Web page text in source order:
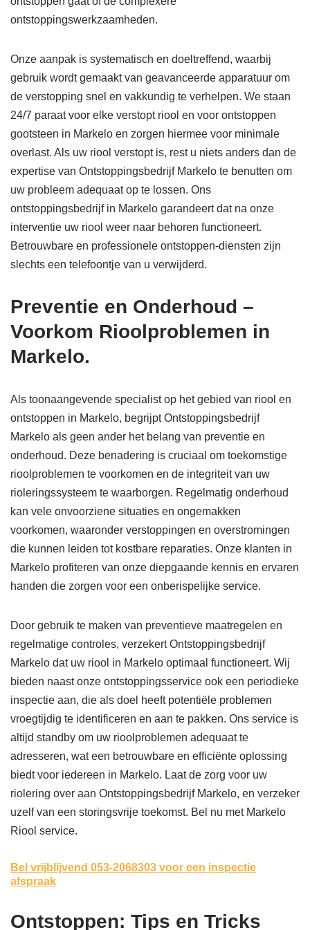
ontstoppingswerkzaamheden.
Onze aanpak is systematisch en doeltreffend, waarbij
gebruik wordt gemaakt van geavanceerde apparatuur om
de verstopping snel en vakkundig te verhelpen. We staan
24/7 paraat voor elke verstopt riool en voor ontstoppen
gootsteen in Markelo en zorgen hiermee voor minimale
overlast. Als uw riool verstopt is, rest u niets anders dan de
expertise van Ontstoppingsbedrijf Markelo te benutten om
uw probleem adequaat op te lossen. Ons
ontstoppingsbedrijf in Markelo garandeert dat na onze
interventie uw riool weer naar behoren functioneert.
Betrouwbare en professionele ontstoppen-diensten zijn
slechts een telefoontje van u verwijderd.
Preventie en Onderhoud –
Voorkom Rioolproblemen in
Markelo.
Als toonaangevende specialist op het gebied van riool en
ontstoppen in Markelo, begrijpt Ontstoppingsbedrijf
Markelo als geen ander het belang van preventie en
onderhoud. Deze benadering is cruciaal om toekomstige
rioolproblemen te voorkomen en de integriteit van uw
rioleringssysteem te waarborgen. Regelmatig onderhoud
kan vele onvoorziene situaties en ongemakken
voorkomen, waaronder verstoppingen en overstromingen
die kunnen leiden tot kostbare reparaties. Onze klanten in
Markelo profiteren van onze diepgaande kennis en ervaren
handen die zorgen voor een onberispelijke service.
Door gebruik te maken van preventieve maatregelen en
regelmatige controles, verzekert Ontstoppingsbedrijf
Markelo dat uw riool in Markelo optimaal functioneert. Wij
bieden naast onze ontstoppingsservice ook een periodieke
inspectie aan, die als doel heeft potentiële problemen
vroegtijdig te identificeren en aan te pakken. Ons service is
altijd standby om uw rioolproblemen adequaat te
adresseren, wat een betrouwbare en efficiënte oplossing
biedt voor iedereen in Markelo. Laat de zorg voor uw
riolering over aan Ontstoppingsbedrijf Markelo, en verzeker
uzelf van een storingsvrije toekomst. Bel nu met Markelo
Riool service.
Bel vrijblijvend 053-2068303 voor een inspectie
afspraak
Ontstoppen: Tips en Tricks